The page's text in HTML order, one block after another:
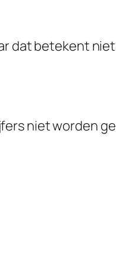
dat betekent
niet worden